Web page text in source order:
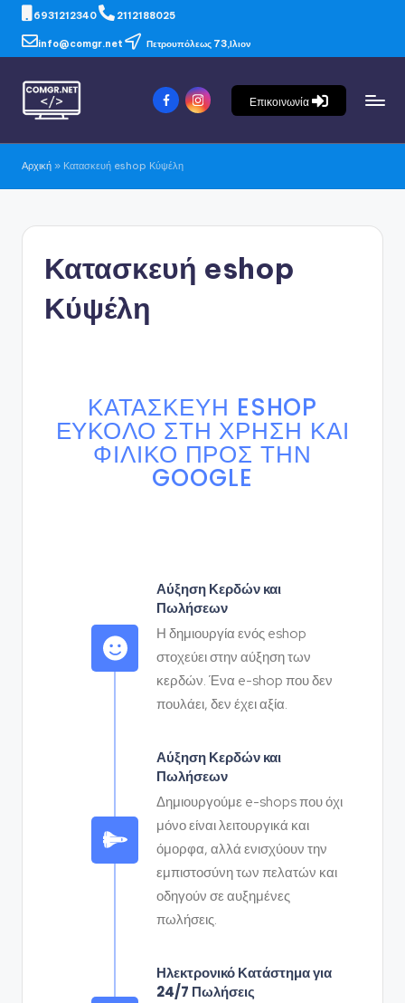
6931212340 2112188025
info@comgr.net Πετρουπόλεως 73,Ιλιον
Επικοινωνία
Αρχική » Κατασκευή eshop Κύψέλη
Κατασκευή eshop
Κύψέλη
ΚΑΤΑΣΚΕΥΉ ESHOP
ΕΎΚΟΛΌ ΣΤΗ ΧΡΉΣΗ ΚΑΙ
ΦΙΛΙΚΌ ΠΡΟΣ ΤΗΝ
GOOGLE
Αύξηση Κερδών και
Πωλήσεων
Η δημιουργία ενός eshop
στοχεύει στην αύξηση των
κερδών. Ένα e-shop που δεν
πουλάει, δεν έχει αξία.
Αύξηση Κερδών και
Πωλήσεων
Δημιουργούμε e-shops που όχι
μόνο είναι λειτουργικά και
όμορφα, αλλά ενισχύουν την
εμπιστοσύνη των πελατών και
οδηγούν σε αυξημένες
πωλήσεις.
Ηλεκτρονικό Κατάστημα για
24/7 Πωλήσεις